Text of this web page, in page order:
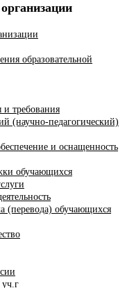
образовательной
и требования
(научно-педагогический)
и оснащенность
обучающихся
(перевода) обучающихся